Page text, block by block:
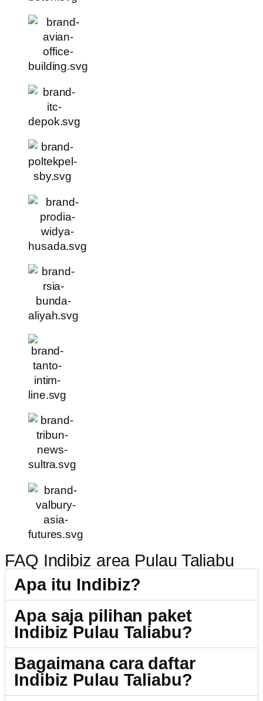
FAQ Indibiz area Pulau Taliabu
Apa itu Indibiz?
Apa saja pilihan paket
Indibiz Pulau Taliabu?
Bagaimana cara daftar
Indibiz Pulau Taliabu?